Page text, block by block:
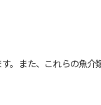
また、これらの魚介